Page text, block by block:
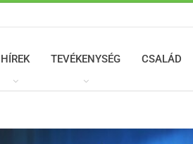
HÍREK TEVÉKENYSÉG CSALÁD